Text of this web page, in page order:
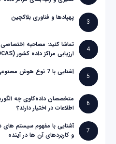
3
پهپادها و فناوری بلاکچین
4
تماشا کنید: مصاحبه
ارزیابی مراکز داده کشور (DCAS)
5
آشنایی با 7 نوع هوش مصنوعی پرکاربرد
6
متخصصان داده‌کاوی چه
اطلاعات در اختیار دارند؟
7
و کاربردهای آن ها در آینده